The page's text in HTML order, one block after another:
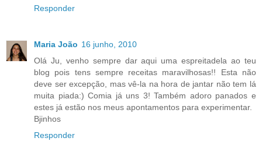
Responder
Maria João 16 junho, 2010
Olá Ju, venho sempre dar aqui uma espreitadela ao teu
blog pois tens sempre receitas maravilhosas!! Esta não
deve ser excepção, mas vê-la na hora de jantar não tem lá
muita piada:) Comia já uns 3! Também adoro panados e
estes já estão nos meus apontamentos para experimentar.
Bjinhos
Responder